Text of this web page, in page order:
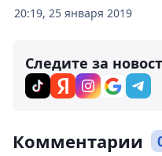
20:19, 25 января 2019
Следите за
Комментарии